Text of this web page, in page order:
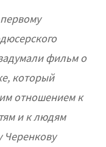
фильм о
который
отношением к
и к людям
Черенкову